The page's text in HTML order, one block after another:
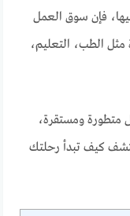
فإن سوق العمل
الطب، التعليم،
متطورة ومستقرة،
كيف تبدأ رحلتك